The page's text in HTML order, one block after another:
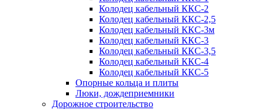
Колодец кабельный ККС-2
Колодец кабельный ККС-2,5
Колодец кабельный ККС-3м
Колодец кабельный ККС-3
Колодец кабельный ККС-3,5
Колодец кабельный ККС-4
Колодец кабельный ККС-5
Опорные кольца и плиты
Люки, дождеприемники
Дорожное строительство